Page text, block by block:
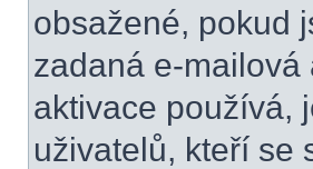
obsažené, pokud
zadaná e-
aktivace používá,
uživatelů, kteří se